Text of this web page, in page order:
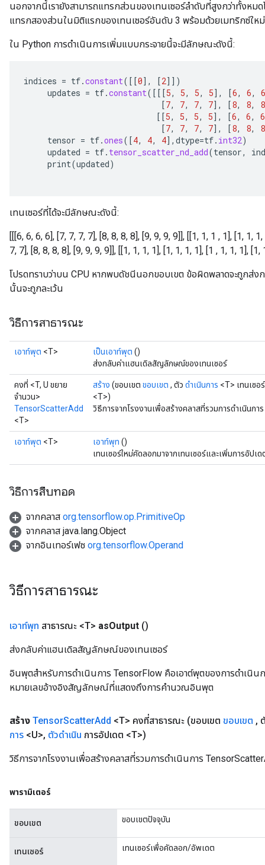
นอกจากนี้เรายังสามารถแทรกส่วนของเทนเซอร์ลำดับที่สูงกว่าทั้งหมด
แทรกสองส่วนในมิติแรกของเทนเซอร์อันดับ 3 พร้อมด้วยเมทริกซ์ให
ใน Python การดำเนินการเพิ่มแบบกระจายนี้จะมีลักษณะดังนี้:
indices = tf.constant( [[0] , [2]] )
updates = tf.constant( [[[5, 5, 5, 5] , [6, 6,
6
[7, 7, 7, 7] , [8, 8,
8
[[5, 5, 5, 5] , [6, 6,
6
[7, 7, 7, 7] , [8, 8,
8
tensor = tf.ones( [4, 4, 4] , dtype=tf. int32)
updated = tf. tensor_scatter_nd_add(tensor,
print(updated)
เทนเซอร์ที่ได้จะมีลักษณะดังนี้:
[[[6, 6, 6, 6], [7, 7, 7, 7], [8, 8, 8, 8], [9, 9, 9, 9]], [[1, 1, 1 , 1], [1, 1,
7, 7], [8, 8, 8, 8], [9, 9, 9, 9]], [[1, 1, 1, 1], [1, 1, 1, 1], [1 , 1, 1, 1], [1,
โปรดทราบว่าบน CPU หากพบดัชนีนอกขอบเขต ข้อผิดพลาดจะถูกส่
นั้นจะถูกละเว้น
วิธีการสาธารณะ
เอาท์พุต <T> เป็นเอาท์พุต ()
ส่งกลับค่าแฮนเดิลสัญลักษณ์ของเทนเซอร์
คงที่ <T, U ขยาย
จำนวน>
TensorScatterAdd
<T>
สร้าง (ขอบเขต ขอบเขต , ตัว ดำเนินการ <T> เทนเซอ
<T>)
วิธีการจากโรงงานเพื่อสร้างคลาสที่รวมการดำเนินก
เอาท์พุต <T> เอาท์พุท ()
เทนเซอร์ใหม่คัดลอกมาจากเทนเซอร์และเพิ่มการอัปเ
วิธีการสืบทอด
จากคลาส org.tensorflow.op.PrimitiveOp
จากคลาส java.lang.Object
จากอินเทอร์เฟซ org.tensorflow.Operand
วิธีการสาธารณะ
เอาท์พุท สาธารณะ <T> asOutput ()
ส่งกลับค่าแฮนเดิลสัญลักษณ์ของเทนเซอร์
อินพุตสำหรับการดำเนินการ TensorFlow คือเอาต์พุตของการดำเนิน
หมายเลขอ้างอิงสัญลักษณ์ที่แสดงถึงการคำนวณอินพุต
สร้าง TensorScatterAdd <T> คงที่สาธารณะ (ขอบเขต ขอบเขต ,
การ <U>, ตัวดำเนิน การอัปเดต <T>)
วิธีการจากโรงงานเพื่อสร้างคลาสที่รวมการดำเนินการ
พารามิเตอร์
ขอบเขต ขอบเขตปัจจุบัน
เทนเซอร์ เทนเซอร์เพื่อคัดลอก/อัพเดต